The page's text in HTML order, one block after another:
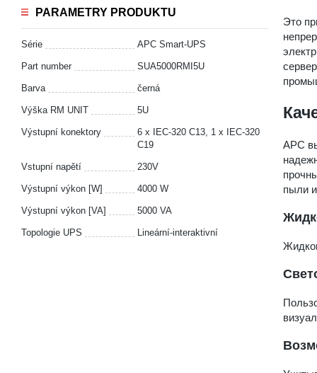
PARAMETRY PRODUKTU
Série APC Smart-UPS
Part number SUA5000RMI5U
Barva černá
Výška RM UNIT 5U
Výstupní konektory
6 x IEC-320 C13, 1 x IEC-320
C19
Vstupní napětí 230V
Výstupní výkon [W] 4000 W
Výstupní výkon [VA] 5000 VA
Topologie UPS Lineární-interaktivní
Это
APC
пыли и